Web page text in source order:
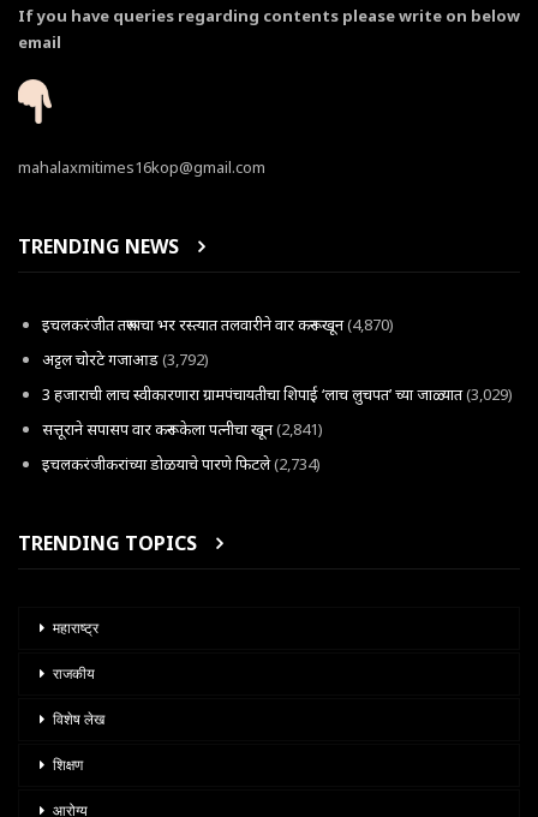
If you have queries regarding contents please write on below
email
mahalaxmitimes16kop@gmail.com
TRENDING NEWS
इचलकरंजीत तरूणाचा भर रस्त्यात तलवारीने वार करून खून(4,870)
अट्टल चोरटे गजाआड(3,792)
3 हजाराची लाच स्वीकारणारा ग्रामपंचायतीचा शिपाई ‘लाच लुचपत’ च्या जाळ्यात(3,029)
सत्तूराने सपासप वार करून केला पत्नीचा खून(2,841)
इचलकरंजीकरांच्या डोळयाचे पारणे फिटले(2,734)
TRENDING TOPICS
महाराष्ट्र
राजकीय
विशेष लेख
शिक्षण
आरोग्य